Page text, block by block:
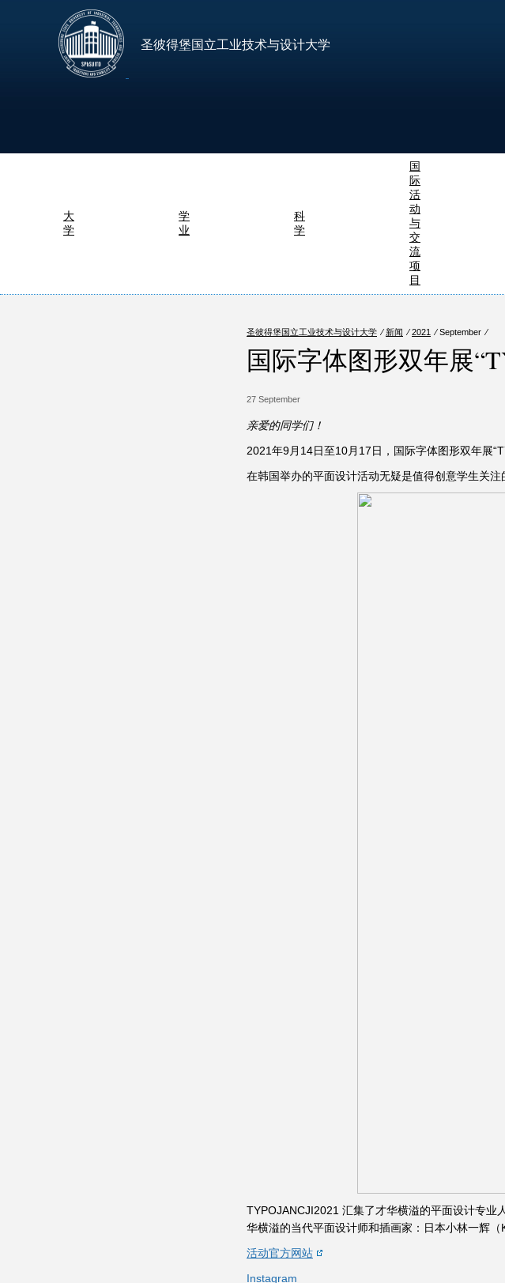
圣彼得堡国立工业技术与设计大学
大
学
学
业
科
学
国
际
活
动
与
交
流
项
目
圣彼得堡国立工业技术与设计大学 ⁄ 新闻 ⁄2021 ⁄ September ⁄
国际字体图形双年展
27 September
亲爱的同学们！
2021年9月14日至10月17日，国际字体图形双年展
在韩国举办的平面设计活动无疑是值得创意学生关
TYPOJANCJI2021 汇集了才华横溢的平面设计专业
华横溢的当代平面设计师和插画家：日本小林一辉
活动官方网站
Instagram